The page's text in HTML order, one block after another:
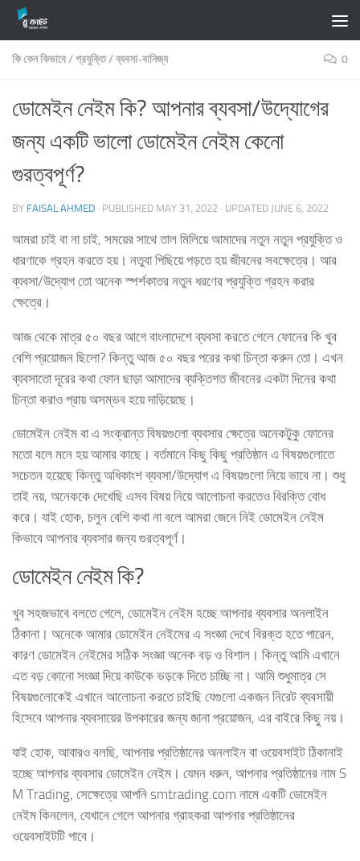
Skip to content
কি কেন কিভাবে/প্রযুক্তি/ব্যবসা-বানিজ্য 0
ডোমেইন নেইম কি? আপনার ব্যবসা/উদ্যোগের
জন্য একটি ভালো ডোমেইন নেইম কেনো
গুরত্বপূর্ণ?
BY FAISAL AHMED · PUBLISHED MAY 31, 2022 · UPDATED JUNE 6, 2022
আমরা চাই বা না চাই, সময়ের সাথে তাল মিলিয়ে আমাদের নতুন নতুন প্রযুক্তি ও
ধারণাকে গ্রহন করতে হয়। নতুবা পিছিয়ে পড়তে হয় জীবনের সবক্ষেত্রে। আর
ব্যবসা/উদ্যোগ তো অনেক স্পর্শকাতর নতুন ধরণের প্রযুক্তি গ্রহন করার
ক্ষেত্রে।
আজ থেকে মাত্র ৫০ বছর আগে বাংলাদেশে ব্যবসা করতে গেলে ফোনের কি খুব
বেশি প্রয়োজন ছিলো? কিন্তু আজ ৫০ বছর পরের কথা চিন্তা করুন তো। এখন
ব্যবসাতো দূরের কথা ফোন ছাড়া আমাদের ব্যক্তিগত জীবনের একটা দিনের কথা
চিন্তা করাও প্রায় অসম্ভব হয়ে দাড়িয়েছে।
ডোমেইন নেইম বা এ সংক্রান্ত বিষয়গুলো ব্যবসার ক্ষেত্রে অনেকটুকু ফোনের
মতো বলে মনে হয় আমার কাছে। বর্তমানে কিছু কিছু প্রতিষ্ঠান এ বিষয়গুলোতে
সচেতন হয়েছে কিন্তু অধিকাংশ ব্যবসা/উদ্যোগ এ বিষয়গুলো নিয়ে ভাবে না। শুধু
তাই নয়, অনেককে দেখেছি এসব বিষয় নিয়ে আলোচনা করতেও বিরক্তি বোধ
করে। যাই হোক, চলুন বেশি কথা না বলে আমরা জেনে নিই ডোমেইন নেইম
কিভাবে আপনার ব্যবসার জন্য গুরত্বপূর্ণ।
ডোমেইন নেইম কি?
খুব সহজভাবে বলতে গেলে, ডোমেইন নেইম হচ্ছে আপনার ব্যবসার অনলাইন
ঠিকানা। অনেকে আমার ডোমেইন নেইমের এ সংজ্ঞা দেখে বিরক্ত হতে পারেন,
কারণ ডোমেইন নেইমের সঠিক সংজ্ঞা অনেক বড় ও বিশাল। কিন্তু আমি এখানে
এত বড় কোনো সংজ্ঞা দিয়ে কাউকে ভড়কে দিতে চাচ্ছি না। আমি শুধুমাত্র সে
বিষয়গুলোকেই এখানে আলোচনা করতে চাইছি যেগুলো একজন নিরেট ব্যবসায়ী
হিসেবে আপনার ব্যবসায়ের উপকারের জন্য জানা প্রয়োজন, এর বাইরে কিছু নয়।
যাই হোক, আবারও বলছি, আপনার প্রতিষ্ঠানের অনলাইন বা ওয়েবসাইট ঠিকানাই
হচ্ছে আপনার ব্যবসার ডোমেইন নেইম। যেমন ধরুন, আপনার প্রতিষ্ঠানের নাম S
M Trading, সেক্ষেত্রে আপনি smtrading.com নামে একটি ডোমেইন
নেইম কিনলেন, যেখানে গেলে আপনার গ্রাহকরা আপনার প্রতিষ্ঠানের
ওয়েবসাইটটি পাবে।